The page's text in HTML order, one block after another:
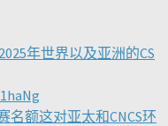
年世界以及亚洲的CS
名额这对亚太和CNCS环